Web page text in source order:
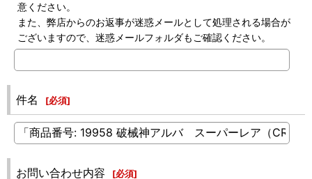
意ください。
また、弊店からのお返事が迷惑メールとして処理される場合が
ございますので、迷惑メールフォルダもご確認ください。
件名 [必須]
お問い合わせ内容 [必須]